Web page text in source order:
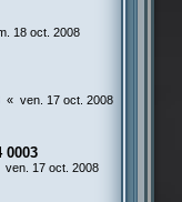
18 oct. 2008
« ven. 17 oct. 2008
0003
ven. 17 oct. 2008